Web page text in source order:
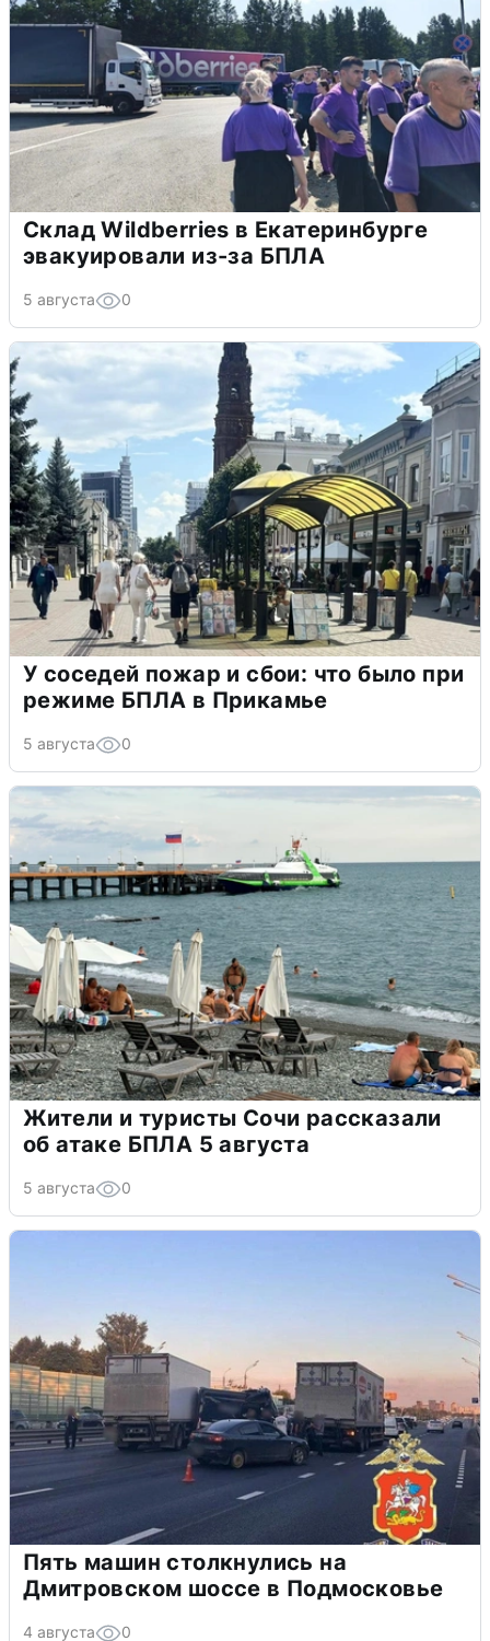
Склад Wildberries в Екатеринбурге
эвакуировали из-за БПЛА
5 августа 0
У соседей пожар и сбои: что было при
режиме БПЛА в Прикамье
5 августа 0
Жители и туристы Сочи рассказали
об атаке БПЛА 5 августа
5 августа 0
Пять машин столкнулись на
Дмитровском шоссе в Подмосковье
4 августа 0